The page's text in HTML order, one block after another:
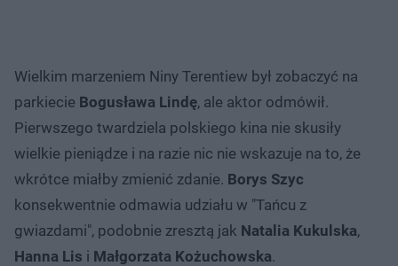
Wielkim marzeniem Niny Terentiew był zobaczyć na
parkiecie Bogusława Lindę, ale aktor odmówił.
Pierwszego twardziela polskiego kina nie skusiły
wielkie pieniądze i na razie nic nie wskazuje na to, że
wkrótce miałby zmienić zdanie. Borys Szyc
konsekwentnie odmawia udziału w "Tańcu z
gwiazdami", podobnie zresztą jak Natalia Kukulska,
Hanna Lis i Małgorzata Kożuchowska.